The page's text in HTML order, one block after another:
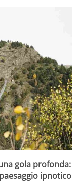
gola profonda:
ipnotico